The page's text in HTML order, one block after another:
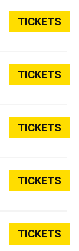
TICKETS
TICKETS
TICKETS
TICKETS
TICKETS